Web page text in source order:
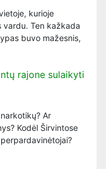
kurioje
vardu. Ten kažkada
buvo mažesnis,
rajone sulaikyti
Ar
Kodėl Širvintose